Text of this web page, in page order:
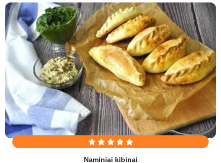
Naminiai kibinai